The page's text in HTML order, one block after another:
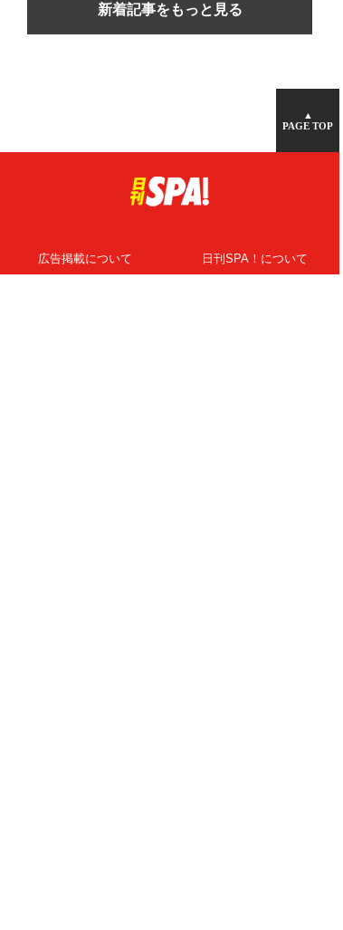
新着記事をもっと見る
▲
PAGE TOP
広告掲載について 日刊SPA！について